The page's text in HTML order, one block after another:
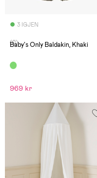
3 IGJEN
(0)
Baby's Only Baldakin, Khaki
969 kr